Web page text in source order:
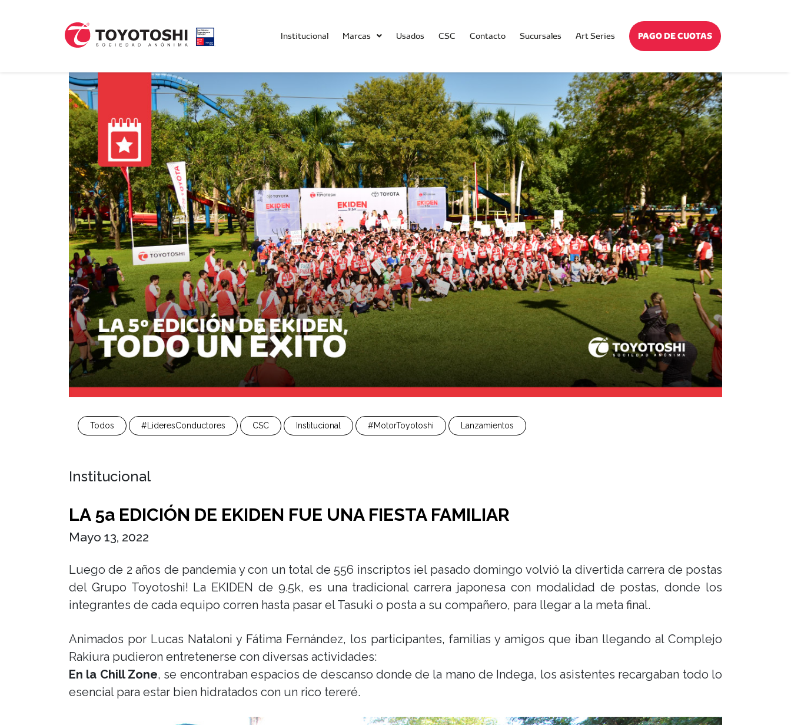
Institucional Marcas Usados CSC Contacto Sucursales Art Series PAGO DE CUOTAS
Todos #LideresConductores CSC Institucional #MotorToyotoshi Lanzamientos
Institucional
LA 5a EDICIÓN DE EKIDEN FUE UNA FIESTA FAMILIAR
Mayo 13, 2022
Luego de 2 años de pandemia y con un total de 556 inscriptos ¡el pasado domingo volvió la divertida carrera de postas
del Grupo Toyotoshi! La EKIDEN de 9.5k, es una tradicional carrera japonesa con modalidad de postas, donde los
integrantes de cada equipo corren hasta pasar el Tasuki o posta a su compañero, para llegar a la meta final.
Animados por Lucas Nataloni y Fátima Fernández, los participantes, familias y amigos que iban llegando al Complejo
Rakiura pudieron entretenerse con diversas actividades:
En la Chill Zone, se encontraban espacios de descanso donde de la mano de Indega, los asistentes recargaban todo lo
esencial para estar bien hidratados con un rico tereré.